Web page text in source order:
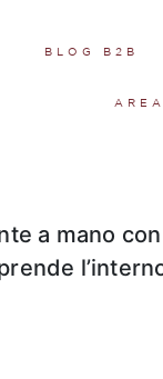
BLOG B2B
e fiocco
a mano